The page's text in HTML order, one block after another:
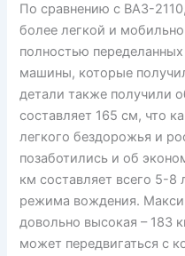
По сравнению с ВАЗ-
более легкой и
полностью
машины, которые
детали также получили
составляет 165 см, что
легкого бездорожья и
позаботились и об
км составляет всего 5-8
режима вождения.
довольно высокая – 183
может передвигаться с